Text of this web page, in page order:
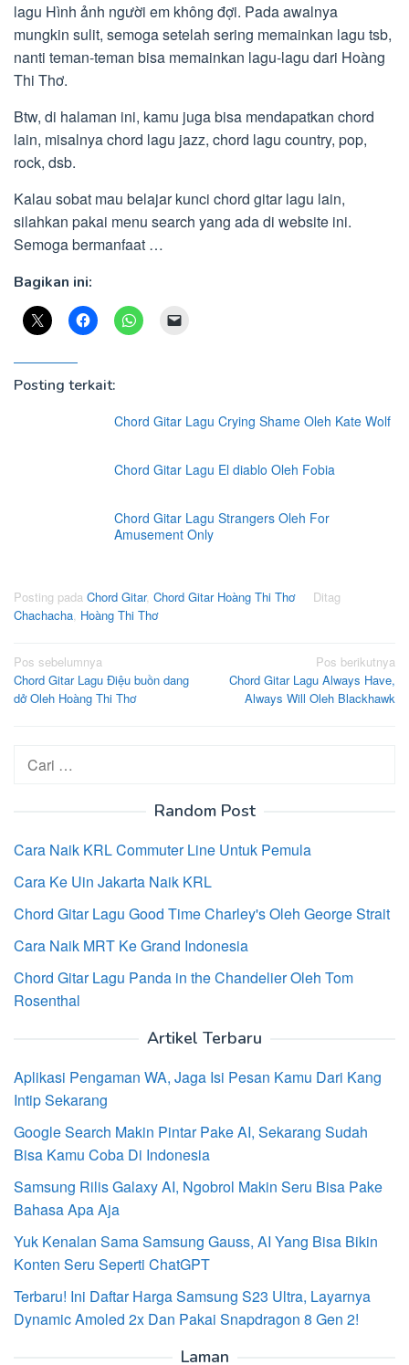
lagu Hình ảnh người em không đợi. Pada awalnya
mungkin sulit, semoga setelah sering memainkan lagu tsb,
nanti teman-teman bisa memainkan lagu-lagu dari Hoàng
Thi Thơ.
Btw, di halaman ini, kamu juga bisa mendapatkan chord
lain, misalnya chord lagu jazz, chord lagu country, pop,
rock, dsb.
Kalau sobat mau belajar kunci chord gitar lagu lain,
silahkan pakai menu search yang ada di website ini.
Semoga bermanfaat …
Bagikan ini:
Posting terkait:
Chord Gitar Lagu Crying Shame Oleh Kate Wolf
Chord Gitar Lagu El diablo Oleh Fobia
Chord Gitar Lagu Strangers Oleh For
Amusement Only
Posting pada Chord Gitar, Chord Gitar Hoàng Thi Thơ
Ditag
Chachacha, Hoàng Thi Thơ
Navigasi
pos
Pos sebelumnya
Chord Gitar Lagu Điệu buồn dang
dở Oleh Hoàng Thi Thơ
Pos berikutnya
Chord Gitar Lagu Always Have,
Always Will Oleh Blackhawk
Cari
untuk:
Random Post
Cara Naik KRL Commuter Line Untuk Pemula
Cara Ke Uin Jakarta Naik KRL
Chord Gitar Lagu Good Time Charley's Oleh George Strait
Cara Naik MRT Ke Grand Indonesia
Chord Gitar Lagu Panda in the Chandelier Oleh Tom
Rosenthal
Artikel Terbaru
Aplikasi Pengaman WA, Jaga Isi Pesan Kamu Dari Kang
Intip Sekarang
Google Search Makin Pintar Pake AI, Sekarang Sudah
Bisa Kamu Coba Di Indonesia
Samsung Rilis Galaxy AI, Ngobrol Makin Seru Bisa Pake
Bahasa Apa Aja
Yuk Kenalan Sama Samsung Gauss, AI Yang Bisa Bikin
Konten Seru Seperti ChatGPT
Terbaru! Ini Daftar Harga Samsung S23 Ultra, Layarnya
Dynamic Amoled 2x Dan Pakai Snapdragon 8 Gen 2!
Laman